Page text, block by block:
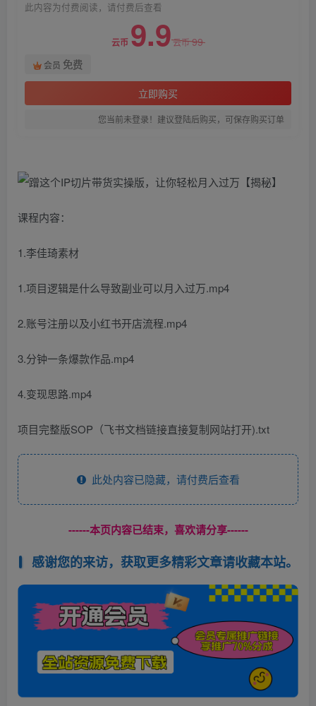
此内容为付费阅读，请付费后查看
云币 9.9云币99
会员 免费
立即购买
您当前未登录！建议登陆后购买，可保存购买订单
课程内容：
1.李佳琦素材
1.项目逻辑是什么导致副业可以月入过万.mp4
2.账号注册以及小红书开店流程.mp4
3.分钟一条爆款作品.mp4
4.变现思路.mp4
项目完整版SOP（飞书文档链接直接复制网站打开).txt
此处内容已隐藏，请付费后查看
------本页内容已结束，喜欢请分享------
感谢您的来访，获取更多精彩文章请收藏本站。